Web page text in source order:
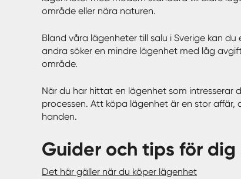
område eller nära naturen.
Bland våra lägenheter till salu i Sverige kan
andra söker en mindre lägenhet med låg
område.
När du har hittat en lägenhet som intresserar
processen. Att köpa lägenhet är en stor
handen.
Guider och tips för
Det här gäller när du köper lägenhet